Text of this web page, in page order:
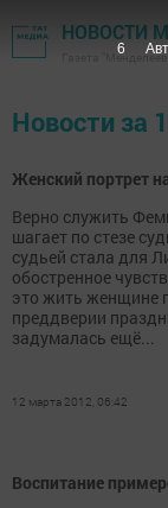
НОВОСТИ
Газета
Новости за
Женский портрет
Верно служить
шагает по стезе
судьей стала для
обостренное
это жить женщине
преддверии
задумалась ещё...
12 марта 2012, 06:42
Воспитание
6